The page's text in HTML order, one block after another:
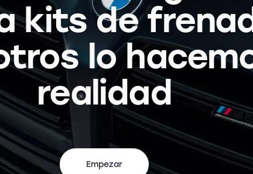
kits de
lo
realidad
Empezar